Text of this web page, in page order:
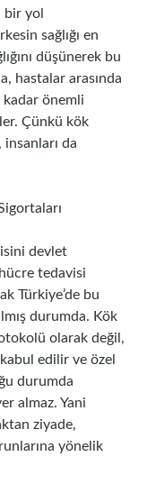
bir yol
sağlığı en
düşünerek bu
hastalar arasında
kadar önemli
Çünkü kök
da
devlet
tedavisi
Türkiye’de bu
durumda. Kök
olarak değil,
edilir ve özel
durumda
almaz. Yani
ziyade,
yönelik